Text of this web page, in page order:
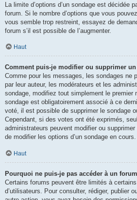
La limite d’options d’un sondage est décidée
forum. Si le nombre d’options que vous
vous semble trop restreint, essayez de
forum s’il est possible de l’augmenter.
Haut
Comment puis-je modifier ou supprimer
Comme pour les messages, les sondages ne
par leur auteur, les modérateurs et les
sondage, modifiez tout simplement le premier
sondage est obligatoirement associé à ce
voté, il est possible de supprimer le sondage
Cependant, si des votes ont été exprimés,
administrateurs peuvent modifier ou
de modifier les options d’un sondage en cours.
Haut
Pourquoi ne puis-je pas accéder à un
Certains forums peuvent être limités à
d’utilisateurs. Pour consulter, rédiger, publier